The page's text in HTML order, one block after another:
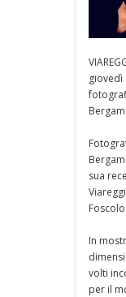
giovedì
sua
In
volti
per il